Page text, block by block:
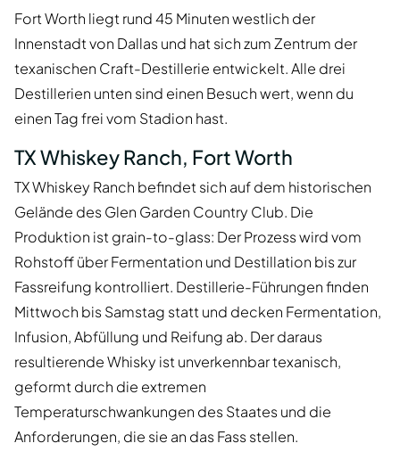
Fort Worth liegt rund 45 Minuten westlich der
Innenstadt von Dallas und hat sich zum Zentrum der
texanischen Craft-Destillerie entwickelt. Alle drei
Destillerien unten sind einen Besuch wert, wenn du
einen Tag frei vom Stadion hast.
TX Whiskey Ranch, Fort Worth
TX Whiskey Ranch befindet sich auf dem historischen
Gelände des Glen Garden Country Club. Die
Produktion ist grain-to-glass: Der Prozess wird vom
Rohstoff über Fermentation und Destillation bis zur
Fassreifung kontrolliert. Destillerie-Führungen finden
Mittwoch bis Samstag statt und decken Fermentation,
Infusion, Abfüllung und Reifung ab. Der daraus
resultierende Whisky ist unverkennbar texanisch,
geformt durch die extremen
Temperaturschwankungen des Staates und die
Anforderungen, die sie an das Fass stellen.